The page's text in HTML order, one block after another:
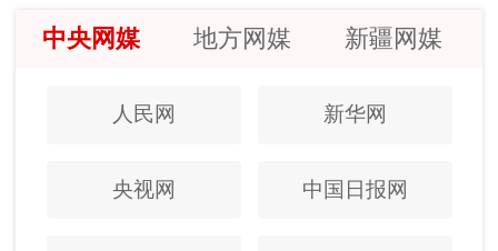
中央网媒 地方网媒 新疆网媒
人民网 新华网
央视网 中国日报网